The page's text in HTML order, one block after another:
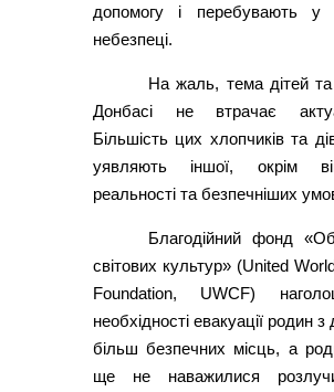
допомогу і перебувають у
небезпеці.
На жаль, тема дітей та
Донбасі не втрачає
Більшість цих хлопчиків та
уявляють іншої, окрім
реальності та безпечніших
Благодійний фонд
світових культур» (United
Foundation, UWCF)
необхідності евакуації родин з
більш безпечних місць, а
ще не наважилися